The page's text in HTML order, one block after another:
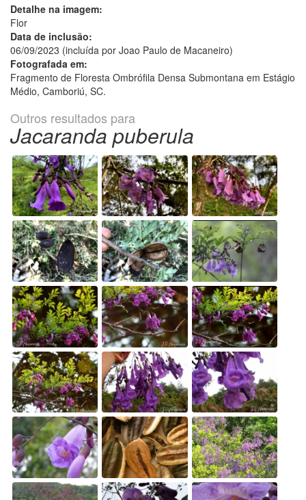
Detalhe na imagem:
Flor
Data de inclusão:
06/09/2023 (incluída por Joao Paulo de Macaneiro)
Fotografada em:
Fragmento de Floresta Ombrófila Densa Submontana em Estágio
Médio, Camboriú, SC.
Outros resultados para
Jacaranda puberula